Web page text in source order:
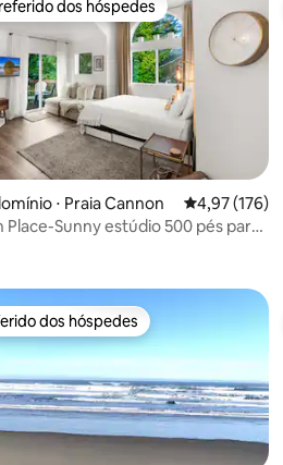
média de 5, 103 avaliações
os melhores preferidos dos hóspedes
dos hóspedes
⋅ Praia Cannon 4,97 de uma
4,97 (176)
Place-Sunny estúdio 500 pés para
dos hóspedes
dos hóspedes